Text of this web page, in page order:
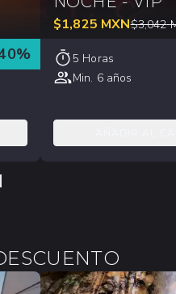
%
$1,825 MXN$3,042
5 Horas
Min. 6 años